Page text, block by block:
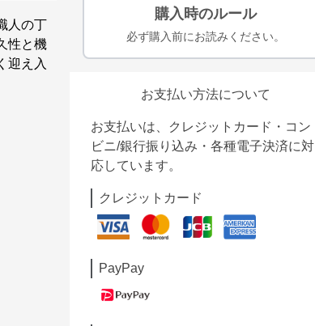
人の丁
性と機
迎え入
購入時のルール
必ず購入前にお読みください。
お支払い方法について
お支払いは、クレジットカード・コン
ビニ/銀行振り込み・各種電子決済に対
応しています。
クレジットカード
PayPay